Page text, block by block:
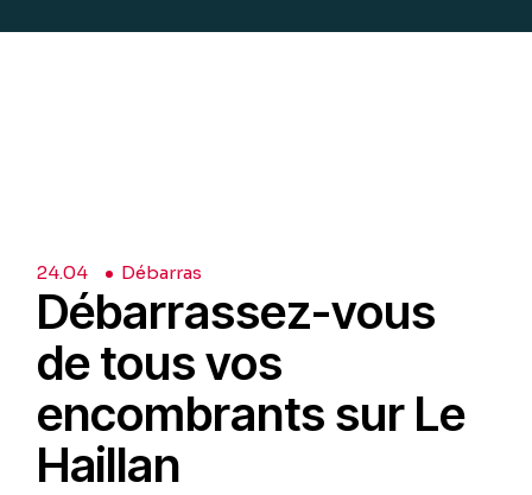
24.04 Débarras
Débarrassez-vous
de tous vos
encombrants sur Le
Haillan